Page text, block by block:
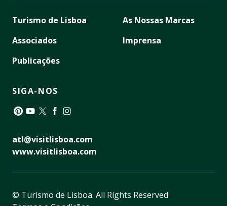
Turismo de Lisboa
Associados
Publicações
As Nossas Marcas
Imprensa
SIGA-NOS
atl@visitlisboa.com
www.visitlisboa.com
© Turismo de Lisboa. All Rights Reserved